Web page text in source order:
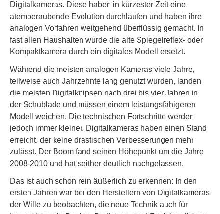
Digitalkameras. Diese haben in kürzester Zeit eine
atemberaubende Evolution durchlaufen und haben ihre
analogen Vorfahren weitgehend überflüssig gemacht. In
fast allen Haushalten wurde die alte Spiegelreflex- oder
Kompaktkamera durch ein digitales Modell ersetzt.
Während die meisten analogen Kameras viele Jahre,
teilweise auch Jahrzehnte lang genutzt wurden, landen
die meisten Digitalknipsen nach drei bis vier Jahren in
der Schublade und müssen einem leistungsfähigeren
Modell weichen. Die technischen Fortschritte werden
jedoch immer kleiner. Digitalkameras haben einen Stand
erreicht, der keine drastischen Verbesserungen mehr
zulässt. Der Boom fand seinen Höhepunkt um die Jahre
2008-2010 und hat seither deutlich nachgelassen.
Das ist auch schon rein äußerlich zu erkennen: In den
ersten Jahren war bei den Herstellern von Digitalkameras
der Wille zu beobachten, die neue Technik auch für